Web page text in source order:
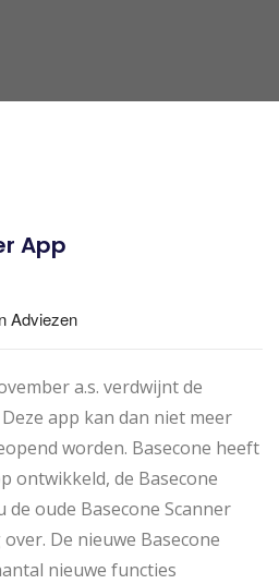
App
Adviezen
a.s. verdwijnt de
app kan dan niet meer
worden. Basecone heeft
ontwikkeld, de Basecone
de oude Basecone Scanner
De nieuwe Basecone
nieuwe functies